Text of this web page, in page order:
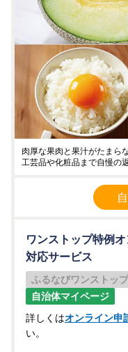
肉厚な果肉と果汁がたまら
工芸品や化粧品まで自慢の
ワンストップ特例
対応サービス
ふるなびワンストッ
自治体マイページ
詳しくはオンライン申
い。